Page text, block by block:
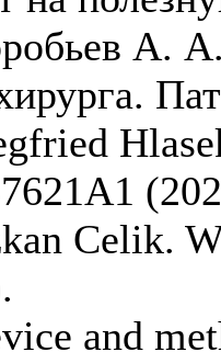
А.
Celik.
and